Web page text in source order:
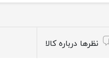
نظرها درباره کالا